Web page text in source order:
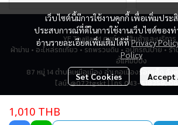
1,010 THB
เว็บไซต์นี้มีการใช้งานคุกกี้ เพื่อเพิ่มปร
ประสบการณ์ที่ดีในการใช้งานเว็บไซต์ของ
อ่านรายละเอียดเพิ่มเติมได้ที่Privacy
Policy
Set Cookies Accept
YF Thailand ศูนย์รวมสินค้าและบริการ
ผ้าม่าน • อะไหล่รถเกี่ยว • รถพรวนดิน • อุปกรณ์ป้าย • ร้า
อี้แคมป์ปิ้ง
87 หมู่ 14 ตำบลเหนือเมือง อำเภอเมืองร้อยเอ็ด จั
ไลน์: @072tgskt | โทร 043-518259,
Total Visitor